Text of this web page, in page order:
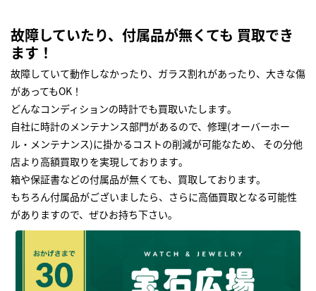
故障していたり、付属品が無くても 買取でき
ます！
故障していて動作しなかったり、ガラス割れがあったり、大きな傷
があってもOK！
どんなコンディションの時計でも買取いたします｡
自社に時計のメンテナンス部門があるので、修理(オーバーホー
ル・メンテナンス)に掛かるコストの削減が可能なため、 その分他
店より高額買取りを実現しております｡
箱や保証書などの付属品が無くても、買取しております。
もちろん付属品がございましたら、さらに高価買取となる可能性
がありますので、ぜひお持ち下さい｡